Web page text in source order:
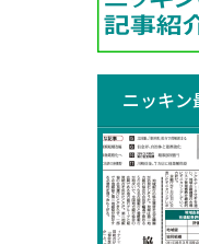
ニッキン